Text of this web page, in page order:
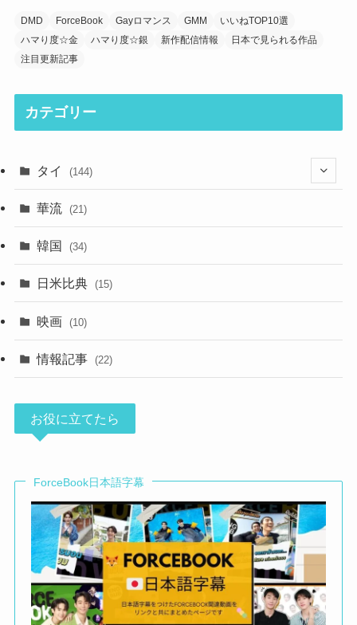
DMD ForceBook Gayロマンス GMM
いいねTOP10選
ハマり度☆金
ハマり度☆銀 新作配信情報
日本で見られる作品
注目更新記事
カテゴリー
タイ (144)
華流 (21)
韓国 (34)
日米比典 (15)
映画 (10)
情報記事 (22)
お役に立てたら
ForceBook日本語字幕